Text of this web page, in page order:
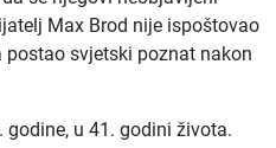
Max Brod nije ispoštovao
svjetski poznat nakon
godine, u 41. godini života.